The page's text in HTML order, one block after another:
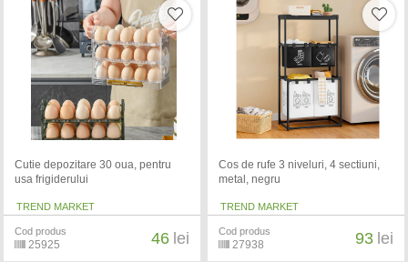
Cutie depozitare 30 oua, pentru
usa frigiderului
TREND MARKET
Cod produs
25925 46 lei
Cos de rufe 3 niveluri, 4 sectiuni,
metal, negru
TREND MARKET
Cod produs
27938 93 lei